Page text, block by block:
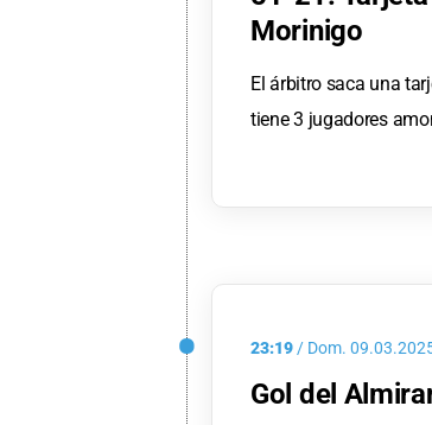
Morinigo
El árbitro saca una
tiene 3 jugadores
23:19 / Dom.
Gol del